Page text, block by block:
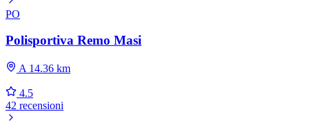
PO
Polisportiva Remo Masi
A 14.36 km
4.5
42 recensioni